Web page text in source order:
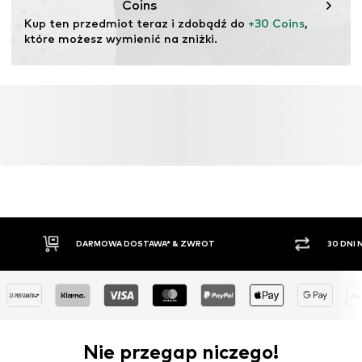
Materiał przyjazny dla skóry
Nr artykułu NIS9co3004000001
Coins
Kup ten przedmiot teraz i zdobądź do +30 Coins,
które możesz wymienić na zniżki.
DARMOWA DOSTAWA* & ZWROT 30 DNI
Nie przegap niczego!